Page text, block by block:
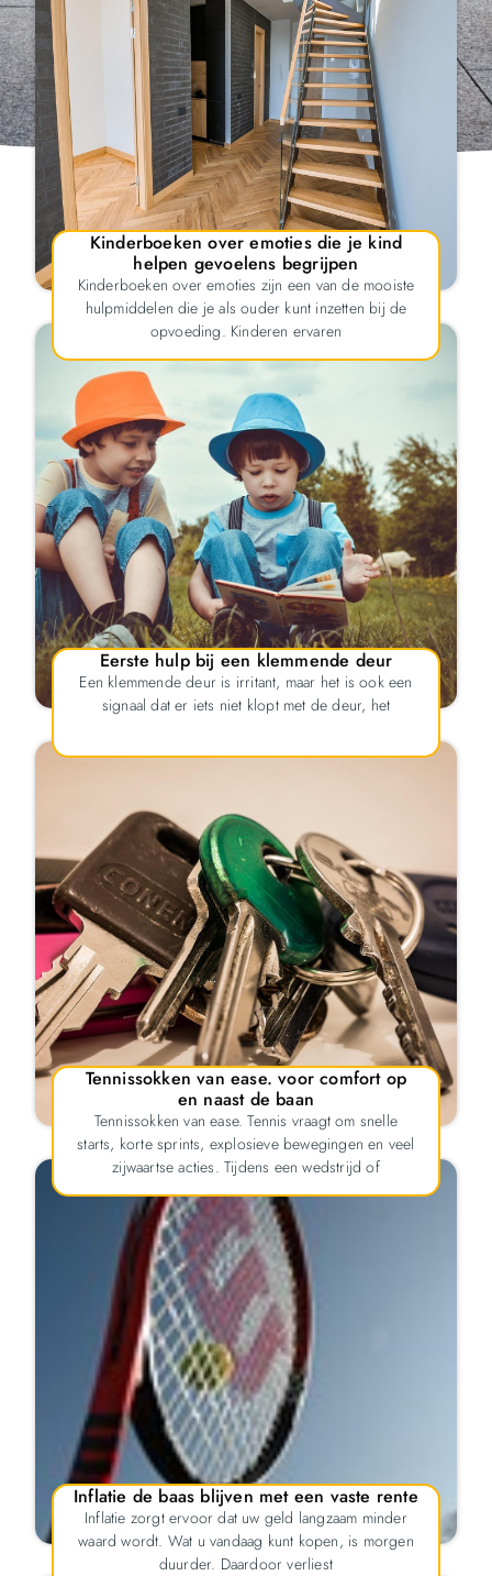
Kinderboeken over emoties die je kind
helpen gevoelens begrijpen
Kinderboeken over emoties zijn een van de mooiste
hulpmiddelen die je als ouder kunt inzetten bij de
opvoeding. Kinderen ervaren
Eerste hulp bij een klemmende deur
Een klemmende deur is irritant, maar het is ook een
signaal dat er iets niet klopt met de deur, het
Tennissokken van ease. voor comfort op
en naast de baan
Tennissokken van ease. Tennis vraagt om snelle
starts, korte sprints, explosieve bewegingen en veel
zijwaartse acties. Tijdens een wedstrijd of
Inflatie de baas blijven met een vaste rente
Inflatie zorgt ervoor dat uw geld langzaam minder
waard wordt. Wat u vandaag kunt kopen, is morgen
duurder. Daardoor verliest